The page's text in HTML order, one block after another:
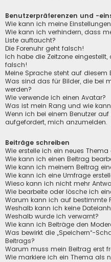
Benutzerpräferenzen und -
Wie kann ich meine
Wie kann ich verhindern, dass
Liste auftaucht?
Die Forenuhr geht falsch!
Ich habe die Zeitzone
falsch!
Meine Sprache steht auf diesem
Was sind das für Bilder, die bei
werden?
Wie verwende ich einen Avatar?
Was ist mein Rang und wie
Wenn ich bei einem Benutzer
aufgefordert, mich anzumelden.
Beiträge schreiben
Wie erstelle ich ein neues Thema
Wie kann ich einen Beitrag
Wie kann ich meinem Beitrag
Wie kann ich eine Umfrage
Wieso kann ich nicht mehr
Wie bearbeite oder lösche ich
Warum kann ich auf bestimmte
Weshalb kann ich keine
Weshalb wurde ich verwarnt?
Wie kann ich Beiträge den
Was bewirkt die „Speichern“-
Beitrags?
Warum muss mein Beitrag erst
Wie markiere ich ein Thema als